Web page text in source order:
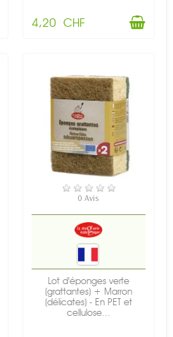
4,20 CHF
EN STOCK
0 Avis
Lot d'éponges verte
(grattantes) + Marron
(délicates) - En PET et
cellulose...